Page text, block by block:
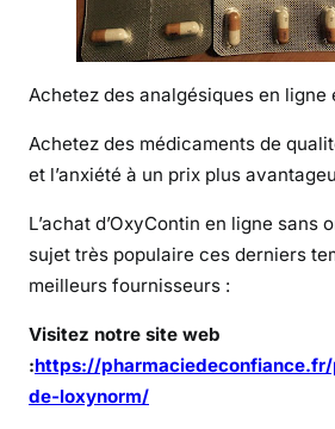
Achetez des analgésiques en ligne
Achetez des médicaments de
et l’anxiété à un prix plus
L’achat d’OxyContin en ligne sans
sujet très populaire ces derniers
meilleurs fournisseurs :
Visitez notre site web
:https://
de-loxynorm/